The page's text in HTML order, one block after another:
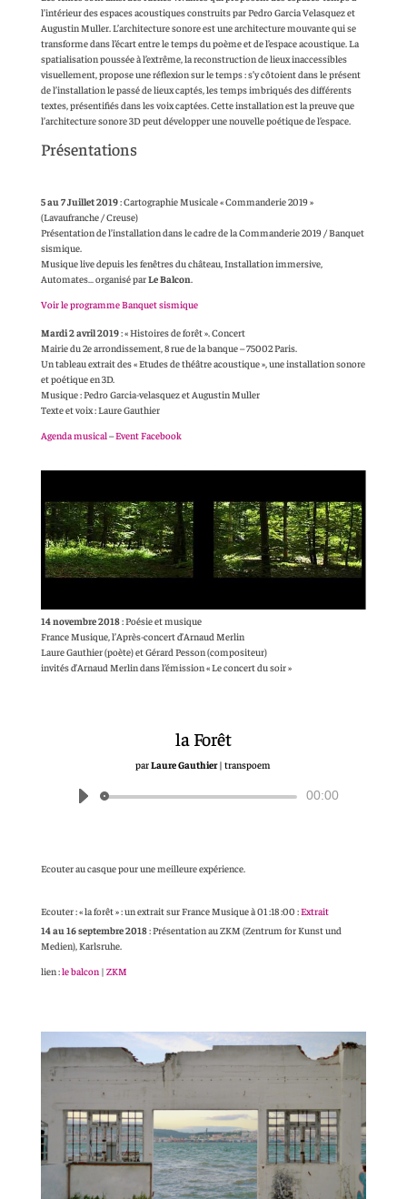
l’intérieur des espaces acoustiques construits par Pedro Garcia Velasquez et
Augustin Muller. L’architecture sonore est une architecture mouvante qui se
transforme dans l’écart entre le temps du poème et de l’espace acoustique. La
spatialisation poussée à l’extrême, la reconstruction de lieux inaccessibles
visuellement, propose une réflexion sur le temps : s’y côtoient dans le présent
de l’installation le passé de lieux captés, les temps imbriqués des différents
textes, présentifiés dans les voix captées. Cette installation est la preuve que
l’architecture sonore 3D peut développer une nouvelle poétique de l’espace.
Présentations
5 au 7 Juillet 2019: Cartographie Musicale « Commanderie 2019 »
(Lavaufranche / Creuse)
Présentation de l’installation dans le cadre de la Commanderie 2019 / Banquet
sismique.
Musique live depuis les fenêtres du château, Installation immersive,
Automates… organisé parLe Balcon.
Voir le programme Banquet sismique
Mardi 2 avril 2019: « Histoires de forêt ». Concert
Mairie du 2e arrondissement, 8 rue de la banque – 75002 Paris.
Un tableau extrait des « Etudes de théâtre acoustique », une installation sonore
et poétique en 3D.
Musique : Pedro Garcia-velasquez et Augustin Muller
Texte et voix : Laure Gauthier
Agenda musical–Event Facebook
14 novembre 2018: Poésie et musique
France Musique, l’Après-concert d’Arnaud Merlin
Laure Gauthier (poète) et Gérard Pesson (compositeur)
invités d’Arnaud Merlin dans l’émission « Le concert du soir »
la Forêt
parLaure Gauthier|transpoem
Lecteur
00:00
Ecouter au casque pour une meilleure expérience.
Ecouter : « la forêt » : un extrait sur France Musique à 01 :18 :00 :Extrait
14 au 16 septembre 2018: Présentation au ZKM (Zentrum for Kunst und
Medien), Karlsruhe.
lien :le balcon| ZKM